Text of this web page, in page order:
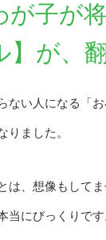
が子が
】が、
い人になる「お
りました。
は、想像もしてま
当にびっくりです